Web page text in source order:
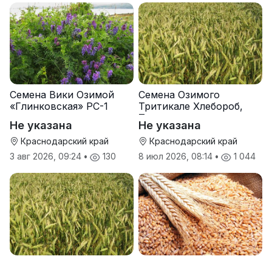
Семена Вики Озимой
«Глинковская» РС-1
Не указана
Краснодарский край
3 авг 2026, 09:24 • 130
Семена Озимого
Тритикале Хлебороб,
Тихон
Не указана
Краснодарский край
8 июл 2026, 08:14 • 1 044